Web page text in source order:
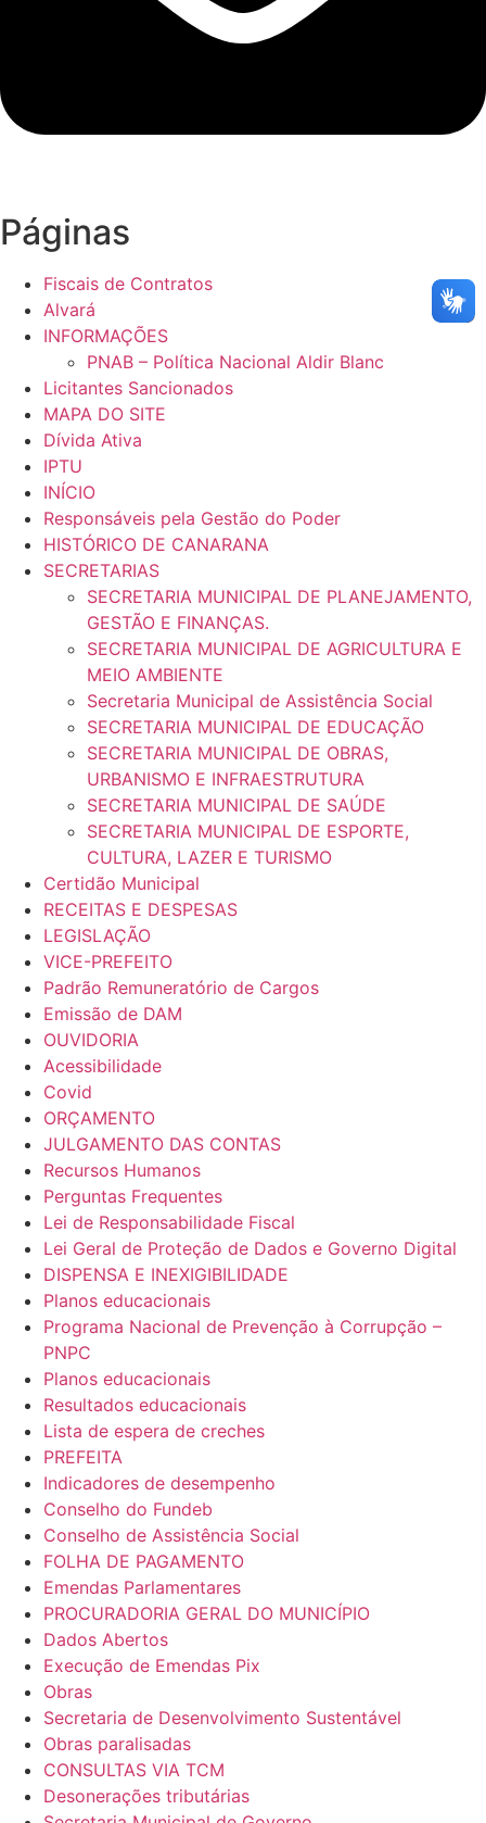
Páginas
Fiscais de Contratos
Alvará
INFORMAÇÕES
PNAB – Política Nacional Aldir Blanc
Licitantes Sancionados
MAPA DO SITE
Dívida Ativa
IPTU
INÍCIO
Responsáveis pela Gestão do Poder
HISTÓRICO DE CANARANA
SECRETARIAS
SECRETARIA MUNICIPAL DE PLANEJAMENTO,
GESTÃO E FINANÇAS.
SECRETARIA MUNICIPAL DE AGRICULTURA E
MEIO AMBIENTE
Secretaria Municipal de Assistência Social
SECRETARIA MUNICIPAL DE EDUCAÇÃO
SECRETARIA MUNICIPAL DE OBRAS,
URBANISMO E INFRAESTRUTURA
SECRETARIA MUNICIPAL DE SAÚDE
SECRETARIA MUNICIPAL DE ESPORTE,
CULTURA, LAZER E TURISMO
Certidão Municipal
RECEITAS E DESPESAS
LEGISLAÇÃO
VICE-PREFEITO
Padrão Remuneratório de Cargos
Emissão de DAM
OUVIDORIA
Acessibilidade
Covid
ORÇAMENTO
JULGAMENTO DAS CONTAS
Recursos Humanos
Perguntas Frequentes
Lei de Responsabilidade Fiscal
Lei Geral de Proteção de Dados e Governo Digital
DISPENSA E INEXIGIBILIDADE
Planos educacionais
Programa Nacional de Prevenção à Corrupção –
PNPC
Planos educacionais
Resultados educacionais
Lista de espera de creches
PREFEITA
Indicadores de desempenho
Conselho do Fundeb
Conselho de Assistência Social
FOLHA DE PAGAMENTO
Emendas Parlamentares
PROCURADORIA GERAL DO MUNICÍPIO
Dados Abertos
Execução de Emendas Pix
Obras
Secretaria de Desenvolvimento Sustentável
Obras paralisadas
CONSULTAS VIA TCM
Desonerações tributárias